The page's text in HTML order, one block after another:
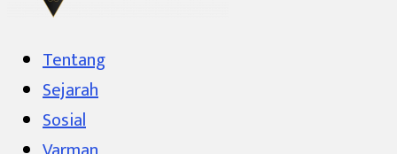
Varman Institute
Pusat Kajian Sunda
Tentang
Sejarah
Sosial